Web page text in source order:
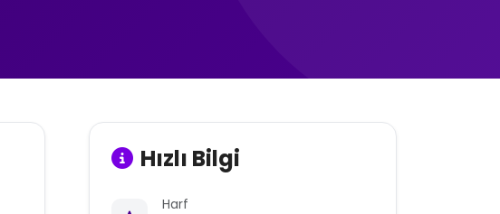
Hızlı Bilgi
Harf